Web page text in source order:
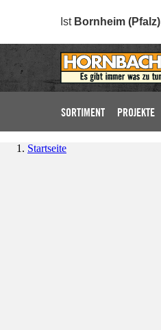
Ist Bornheim (Pfalz)
SORTIMENT PROJEKTE
Startseite